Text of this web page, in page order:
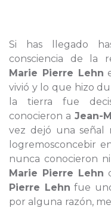
Si has llegado
consciencia de la
Marie Pierre Lehn
vivió y lo que hizo
la tierra fue
conocieron a Jean-
vez dejó una señal
logremosconcebir
nunca conocieron
Marie Pierre Lehn
Pierre Lehn fue
por alguna razón,